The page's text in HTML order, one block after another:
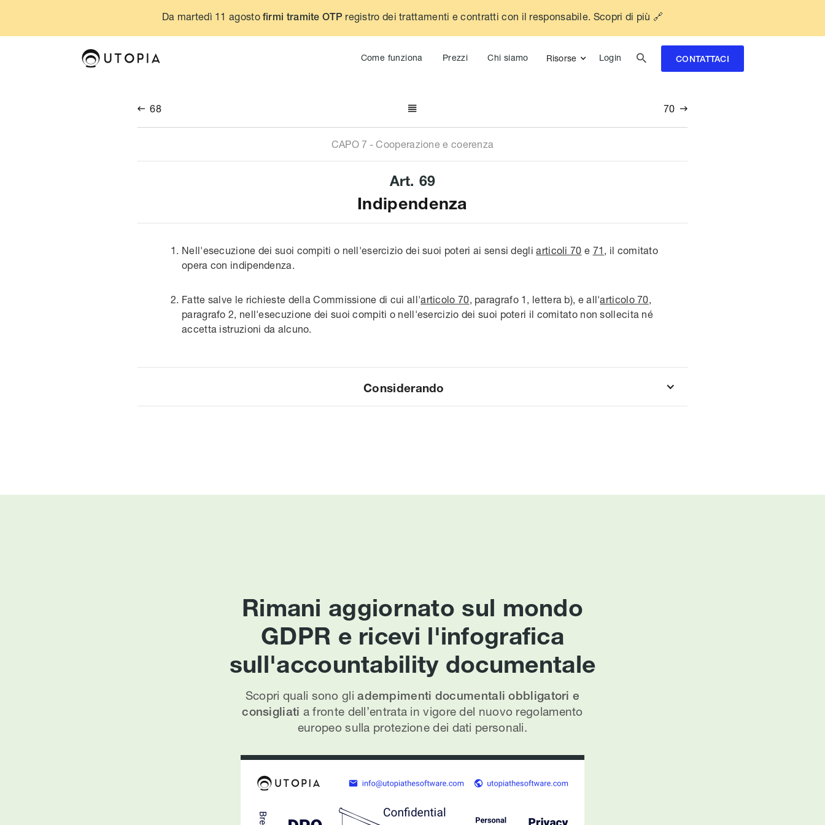
Da martedì 11 agostofirmi tramite OTP registro dei trattamenti e contratti con il responsabile. Scopri di più 🔗
Come funziona Prezzi Chi siamo Risorse Login  CONTATTACI
 68  70 
CAPO 7 - Cooperazione e coerenza
Art. 69
Indipendenza
Nell'esecuzione dei suoi compiti o nell'esercizio dei suoi poteri ai sensi degliarticoli 70 e 71 , il comitato
opera con indipendenza.
Fatte salve le richieste della Commissione di cui all'articolo 70, paragrafo 1, lettera b), e all'articolo 70,
paragrafo 2, nell'esecuzione dei suoi compiti o nell'esercizio dei suoi poteri il comitato non sollecita né
accetta istruzioni da alcuno.
Considerando
Rimani aggiornato sul mondo
GDPR e ricevi l'infografica
sull'accountability documentale
Scopri quali sono gliadempimenti documentali obbligatori e
consigliati a fronte dell’entrata in vigore del nuovo regolamento
europeo sulla protezione dei dati personali.